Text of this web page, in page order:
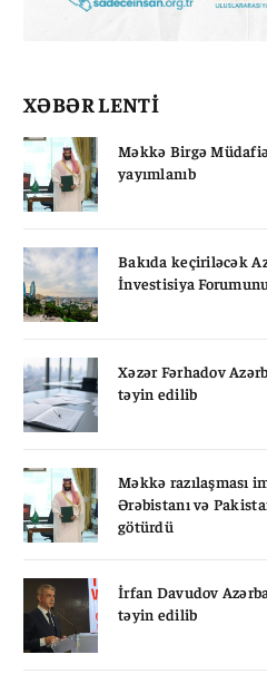
XƏBƏR LENTİ
Məkkə Birgə
yayımlanıb
Bakıda keçiriləcək
İnvestisiya
Xəzər Fərhadov
təyin edilib
Məkkə razılaşması
Ərəbistanı və
götürdü
İrfan Davudov
təyin edilib